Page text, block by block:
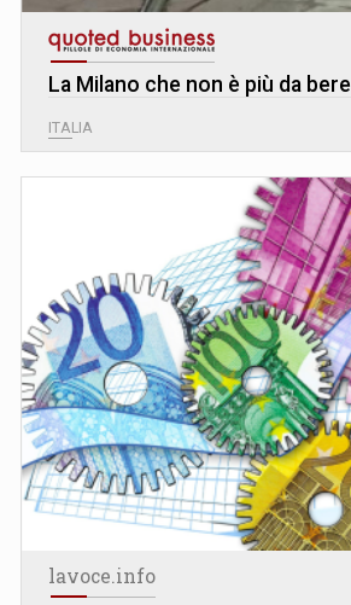
La Milano che non è più da bere
ITALIA
lavoce.info